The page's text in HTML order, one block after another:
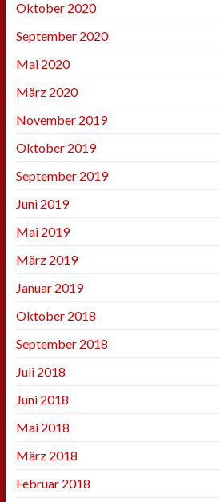
Oktober 2020
September 2020
Mai 2020
März 2020
November 2019
Oktober 2019
September 2019
Juni 2019
Mai 2019
März 2019
Januar 2019
Oktober 2018
September 2018
Juli 2018
Juni 2018
Mai 2018
März 2018
Februar 2018